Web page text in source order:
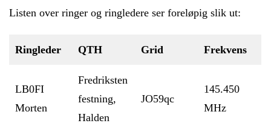
Listen over ringer og ringledere ser foreløpig slik ut:
Ringleder QTH Grid Frekvens
LB0FI
Morten
Fredriksten
festning,
Halden
JO59qc
145.450
MHz